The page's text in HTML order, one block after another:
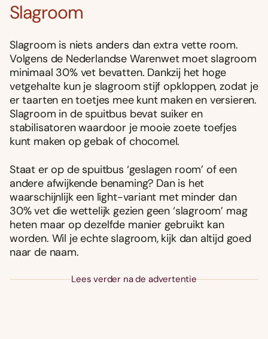
Slagroom
Slagroom is niets anders dan extra vette room.
Volgens de Nederlandse Warenwet moet slagroom
minimaal 30% vet bevatten. Dankzij het hoge
vetgehalte kun je slagroom stijf opkloppen, zodat je
er taarten en toetjes mee kunt maken en versieren.
Slagroom in de spuitbus bevat suiker en
stabilisatoren waardoor je mooie zoete toefjes
kunt maken op gebak of chocomel.
Staat er op de spuitbus ‘geslagen room’ of een
andere afwijkende benaming? Dan is het
waarschijnlijk een light-variant met minder dan
30% vet die wettelijk gezien geen ‘slagroom’ mag
heten maar op dezelfde manier gebruikt kan
worden. Wil je echte slagroom, kijk dan altijd goed
naar de naam.
Lees verder na de advertentie